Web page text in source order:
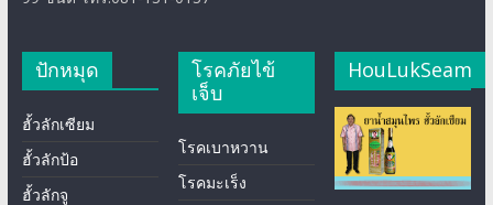
ปักหมุด
ฮั้วลักเซียม
ฮั้วลักป้อ
ฮั้วลักจู
โรคภัยไข้
เจ็บ
โรคเบาหวาน
โรคมะเร็ง
HouLukSeam